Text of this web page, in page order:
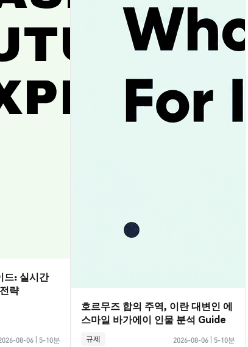
드: 실시간
략
08-06 5-10분
호르무즈 합의 주역, 이란 대변인 에
스마일 바가에이 인물 분석 Guide
규제 2026-08-06 5-10분